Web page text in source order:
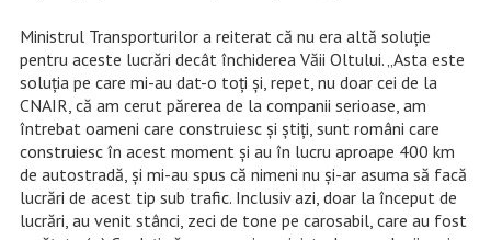
Ministrul Transporturilor a reiterat că nu era altă soluţie
pentru aceste lucrări decât închiderea Văii Oltului. „Asta este
soluţia pe care mi-au dat-o toţi şi, repet, nu doar cei de la
CNAIR, că am cerut părerea de la companii serioase, am
întrebat oameni care construiesc şi ştiţi, sunt români care
construiesc în acest moment şi au în lucru aproape 400 km
de autostradă, şi mi-au spus că nimeni nu şi-ar asuma să facă
lucrări de acest tip sub trafic. Inclusiv azi, doar la început de
lucrări, au venit stânci, zeci de tone pe carosabil, care au fost